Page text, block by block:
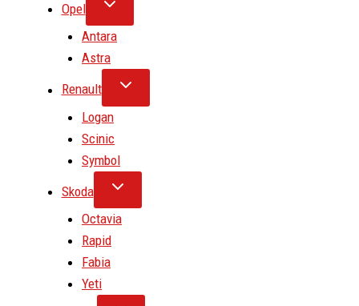
Opel
Antara
Astra
Renault
Logan
Scinic
Symbol
Skoda
Octavia
Rapid
Fabia
Yeti